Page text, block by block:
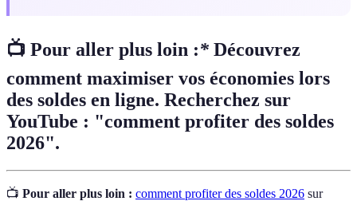
📺 Pour aller plus loin :* Découvrez
comment maximiser vos économies lors
des soldes en ligne. Recherchez sur
YouTube : "comment profiter des soldes
2026".
📺 Pour aller plus loin : comment profiter des soldes 2026 sur